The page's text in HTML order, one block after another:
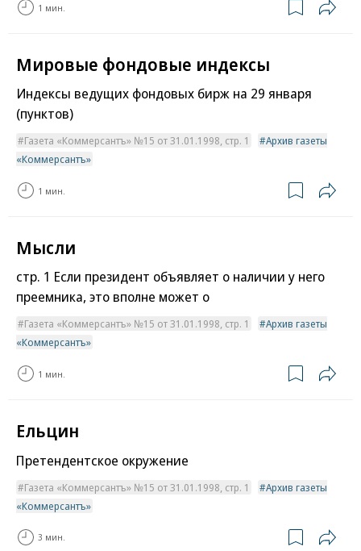
1 мин.
Мировые фондовые индексы
Индексы ведущих фондовых бирж на 29 января
(пунктов)
Газета «Коммерсантъ» №15 от 31.01.1998, стр. 1
Архив газеты
«Коммерсантъ»
1 мин.
Мысли
стр. 1 Если президент объявляет о наличии у него
преемника, это вполне может о
Газета «Коммерсантъ» №15 от 31.01.1998, стр. 1
Архив газеты
«Коммерсантъ»
1 мин.
Ельцин
Претендентское окружение
Газета «Коммерсантъ» №15 от 31.01.1998, стр. 1
Архив газеты
«Коммерсантъ»
3 мин.